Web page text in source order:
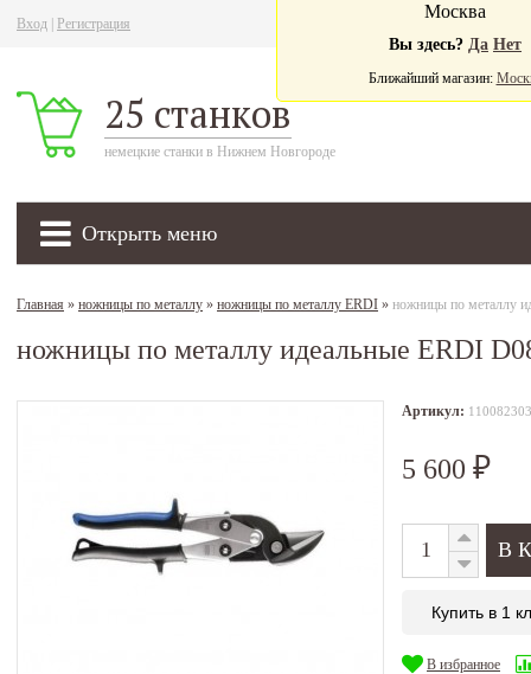
Вход Регистрация
25 станков
немецкие станки в Нижнем Новгороде
Открыть меню
Москва
Вы здесь? Да Нет
Ближайший магазин:
Главная » ножницы по металлу » ножницы по металлу ERDI » ножницы по металлу
ножницы по металлу идеальные ERDI
Артикул: 110082303
5 600 ₽
Купить в 1
В избранное